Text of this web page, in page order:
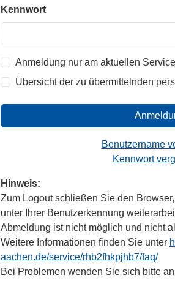
Kennwort
Anmeldung nur am aktuellen
Übersicht der zu übermittelnden
Benutzername
Kennwort
Hinweis:
Zum Logout schließen Sie den
unter Ihrer Benutzerkennung
Abmeldung ist nicht möglich und nicht
Weitere Informationen finden Sie unter
aachen.de/service/rhb2fhkpjhb7/faq/
Bei Problemen wenden Sie sich bitte